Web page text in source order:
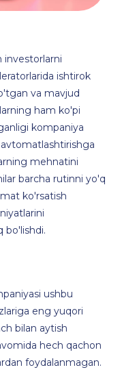
investorlarni
ishtirok
va mavjud
ham ko'pi
kompaniya
mehnatini
barcha rutinni yo'q
ko'rsatish
bo'lishdi.
ushbu
eng yuqori
bilan aytish
hech qachon
foydalanmagan.